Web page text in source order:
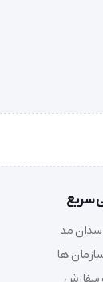
سریع
سدان مد
ها
سفارش